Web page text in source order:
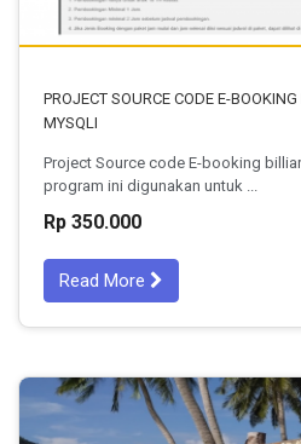
PROJECT SOURCE CODE E-
MYSQLI
Project Source code E-booking
program ini digunakan untuk ...
Rp 350.000
Read More